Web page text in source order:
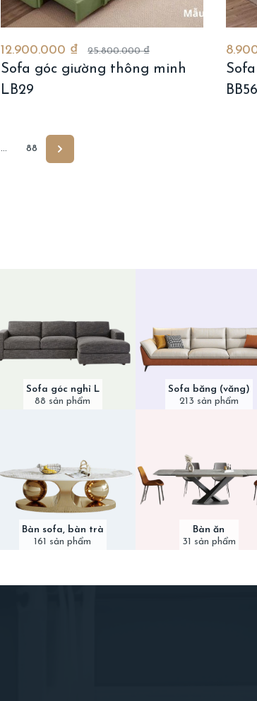
12.900.000 ₫ 25.800.000 ₫
Sofa góc giường thông minh
LB29
BB56
… 88
Sofa góc nghỉ L
88 sản phẩm
Sofa băng (văng)
213 sản phẩm
Bàn sofa, bàn trà
161 sản phẩm
Bàn ăn
31 sản phẩm